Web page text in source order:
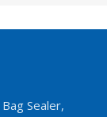
Sealer,